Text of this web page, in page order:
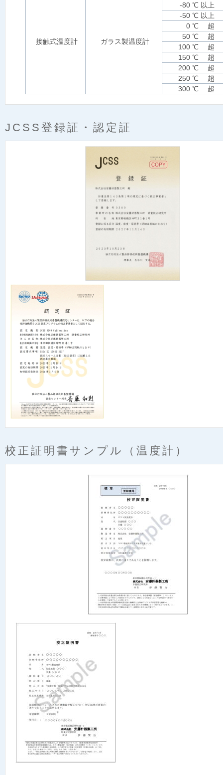
接触式温度計 ガラス製温度計
-80 ℃ 以上
-50 ℃ 以上
0 ℃ 超
50 ℃ 超
100 ℃ 超
150 ℃ 超
200 ℃ 超
250 ℃ 超
300 ℃ 超
JCSS登録証・認定証
校正証明書サンプル（温度計）